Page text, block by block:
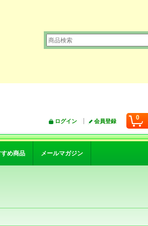
0
ログイン 会員登録
すめ商品 メールマガジン